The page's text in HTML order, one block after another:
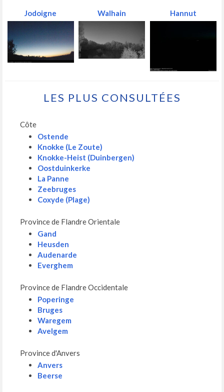
Jodoigne Walhain Hannut
LES PLUS CONSULTÉES
Côte
Ostende
Knokke (Le Zoute)
Knokke-Heist (Duinbergen)
Oostduinkerke
La Panne
Zeebruges
Coxyde (Plage)
Province de Flandre Orientale
Gand
Heusden
Audenarde
Everghem
Province de Flandre Occidentale
Poperinge
Bruges
Waregem
Avelgem
Province d'Anvers
Anvers
Beerse